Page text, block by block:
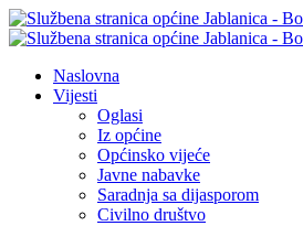
Naslovna
Vijesti
Oglasi
Iz općine
Općinsko vijeće
Javne nabavke
Saradnja sa dijasporom
Civilno društvo